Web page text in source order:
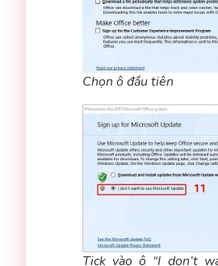
Chọn ô đầu tiên
Tick vào ô “I don’t